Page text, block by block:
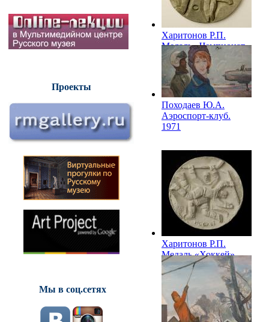
Проекты
Мы в соц.сетях
Харитонов Р.П.
Медаль «Чемпионат
мира по хоккею с
шайбой». 1969
Походаев Ю.А.
Аэроспорт-клуб.
1971
Харитонов Р.П.
Медаль «Хоккей».
1972